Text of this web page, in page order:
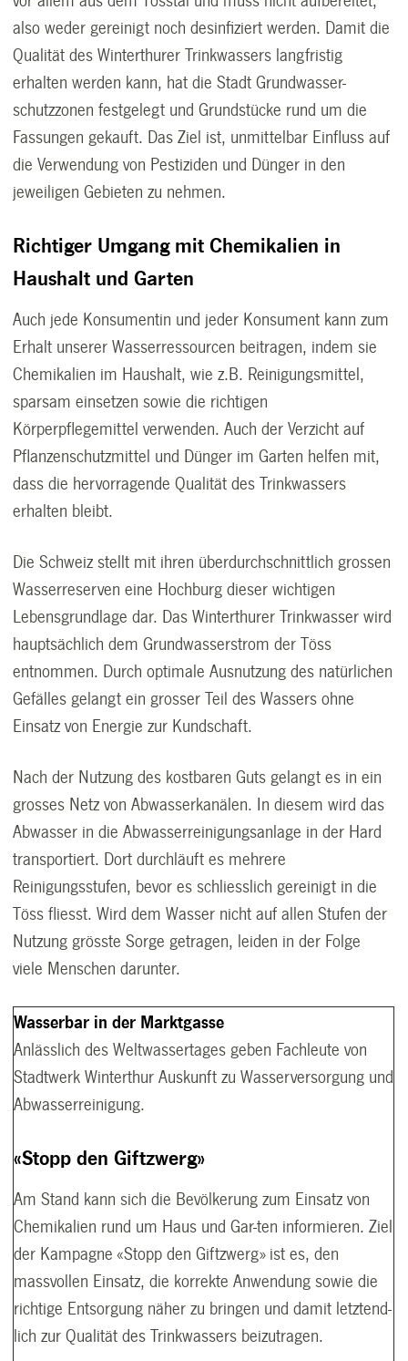
also weder gereinigt noch desinfiziert werden. Damit die
Qualität des Winterthurer Trinkwassers langfristig
erhalten werden kann, hat die Stadt Grundwasser-
schutzzonen festgelegt und Grundstücke rund um die
Fassungen gekauft. Das Ziel ist, unmittelbar Einfluss auf
die Verwendung von Pestiziden und Dünger in den
jeweiligen Gebieten zu nehmen.
Richtiger Umgang mit Chemikalien in
Haushalt und Garten
Auch jede Konsumentin und jeder Konsument kann zum
Erhalt unserer Wasserressourcen beitragen, indem sie
Chemikalien im Haushalt, wie z.B. Reinigungsmittel,
sparsam einsetzen sowie die richtigen
Körperpflegemittel verwenden. Auch der Verzicht auf
Pflanzenschutzmittel und Dünger im Garten helfen mit,
dass die hervorragende Qualität des Trinkwassers
erhalten bleibt.
Die Schweiz stellt mit ihren überdurchschnittlich grossen
Wasserreserven eine Hochburg dieser wichtigen
Lebensgrundlage dar. Das Winterthurer Trinkwasser wird
hauptsächlich dem Grundwasserstrom der Töss
entnommen. Durch optimale Ausnutzung des natürlichen
Gefälles gelangt ein grosser Teil des Wassers ohne
Einsatz von Energie zur Kundschaft.
Nach der Nutzung des kostbaren Guts gelangt es in ein
grosses Netz von Abwasserkanälen. In diesem wird das
Abwasser in die Abwasserreinigungsanlage in der Hard
transportiert. Dort durchläuft es mehrere
Reinigungsstufen, bevor es schliesslich gereinigt in die
Töss fliesst. Wird dem Wasser nicht auf allen Stufen der
Nutzung grösste Sorge getragen, leiden in der Folge
viele Menschen darunter.
Wasserbar in der Marktgasse
Anlässlich des Weltwassertages geben Fachleute von
Stadtwerk Winterthur Auskunft zu Wasserversorgung und
Abwasserreinigung.
«Stopp den Giftzwerg»
Am Stand kann sich die Bevölkerung zum Einsatz von
Chemikalien rund um Haus und Gar-ten informieren. Ziel
der Kampagne «Stopp den Giftzwerg» ist es, den
massvollen Einsatz, die korrekte Anwendung sowie die
richtige Entsorgung näher zu bringen und damit letztend-
lich zur Qualität des Trinkwassers beizutragen.